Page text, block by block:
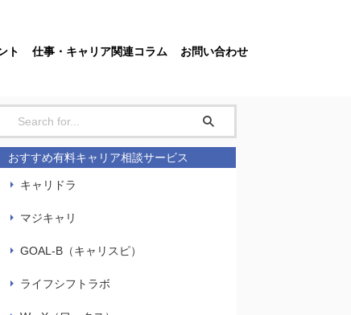
ト 仕事・キャリア関連コラム お問い合わせ
おすすめ有料キャリア相談サービス
キャリドラ
マジキャリ
GOAL-B（キャリスピ）
ライフシフトラボ